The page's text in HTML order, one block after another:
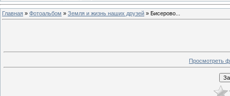
Главная » Фотоальбом » Земля и жизнь наших друзей » Бисерово...
Просмотреть